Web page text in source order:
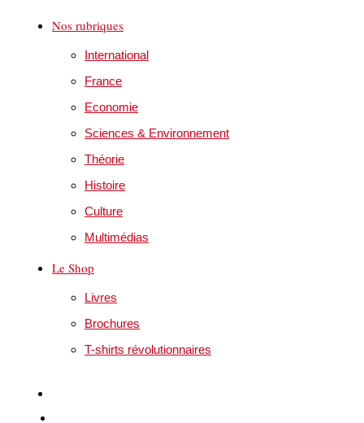
Nos rubriques
International
France
Economie
Sciences & Environnement
Théorie
Histoire
Culture
Multimédias
Le Shop
Livres
Brochures
T-shirts révolutionnaires